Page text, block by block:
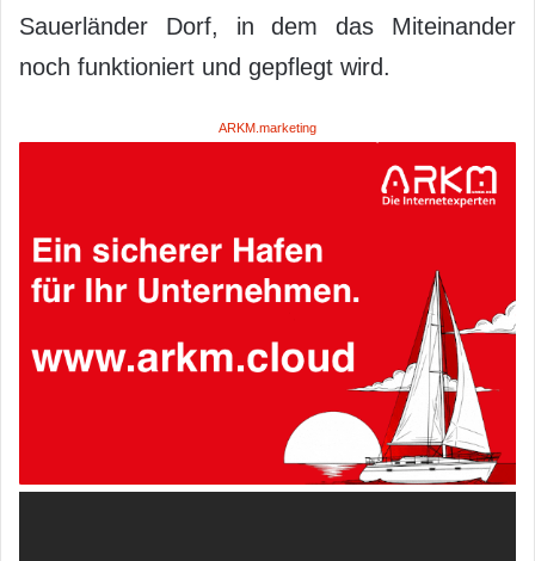
Sauerländer Dorf, in dem das Miteinander
noch funktioniert und gepflegt wird.
ARKM.marketing